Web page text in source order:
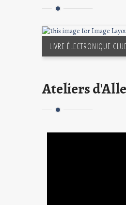
LIVRE ÉLECTRONIQUE
Ateliers